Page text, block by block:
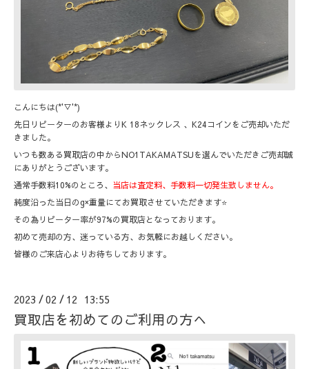
こんにちは(*'▽'*)
先日リピーターのお客様よりK 18ネックレス 、K24コインをご売却いただ
きました。
いつも数ある買取店の中からNO1TAKAMATSUを選んでいただきご売却誠
にありがとうございます。
通常手数料10%のところ、 当店は査定料、手数料一切発生致しません。
純度沿った当日のg×重量にてお買取させていただきます⭐️
その為リピーター率が97%の買取店となっております。
初めて売却の方、迷っている方、お気軽にお越しください。
皆様のご来店心よりお待ちしております。
2023 /02 / 12 13:55
買取店を初めてのご利用の方へ